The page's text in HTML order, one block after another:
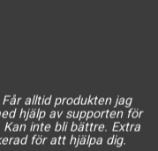
alltid produkten jag
hjälp av supporten för
inte bli bättre. Extra
för att hjälpa dig.